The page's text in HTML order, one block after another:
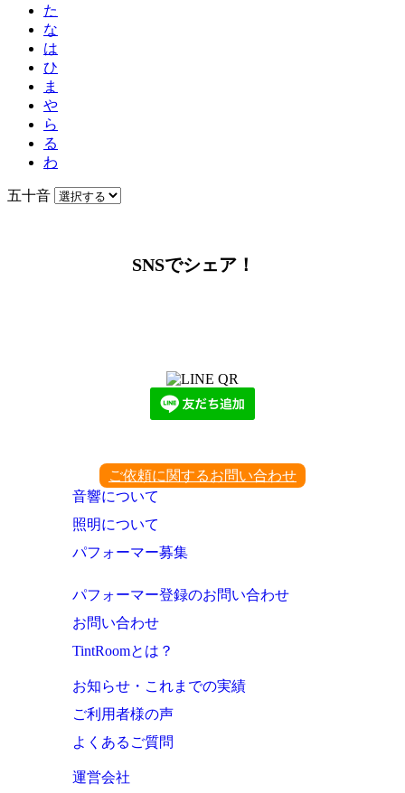
た
な
は
ひ
ま
や
ら
る
わ
五十音
SNSでシェア！
ご依頼に関するお問い合わせ
音響について
照明について
パフォーマー募集
パフォーマー登録のお問い合わせ
お問い合わせ
TintRoomとは？
お知らせ・これまでの実績
ご利用者様の声
よくあるご質問
運営会社